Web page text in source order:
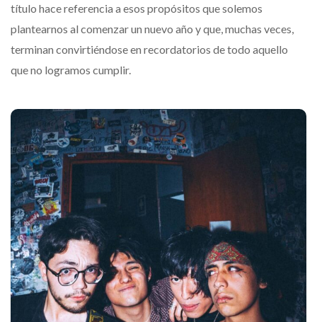
título hace referencia a esos propósitos que solemos
plantearnos al comenzar un nuevo año y que, muchas veces,
terminan convirtiéndose en recordatorios de todo aquello
que no logramos cumplir.